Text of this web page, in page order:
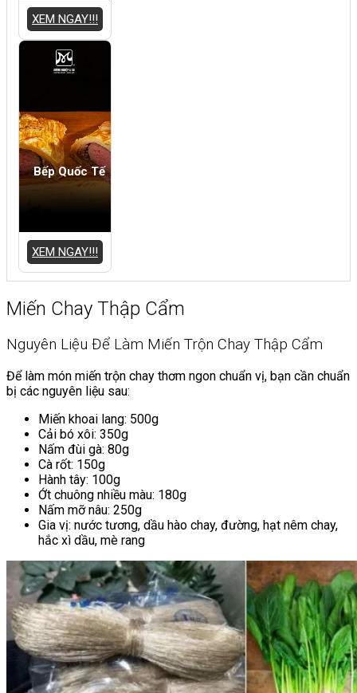
XEM NGAY!!!
Bếp Quốc Tế
XEM NGAY!!!
Miến Chay Thập Cẩm
Nguyên Liệu Để Làm Miến Trộn Chay Thập Cẩm
Để làm món miến trộn chay thơm ngon chuẩn vị, bạn cần chuẩn
bị các nguyên liệu sau:
Miến khoai lang: 500g
Cải bó xôi: 350g
Nấm đùi gà: 80g
Cà rốt: 150g
Hành tây: 100g
Ớt chuông nhiều màu: 180g
Nấm mỡ nâu: 250g
Gia vị: nước tương, dầu hào chay, đường, hạt nêm chay,
hắc xì dầu, mè rang